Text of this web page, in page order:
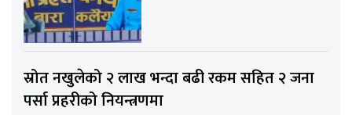
स्रोत नखुलेको २ लाख भन्दा बढी रकम सहित २ जना
पर्सा प्रहरीको नियन्त्रणमा